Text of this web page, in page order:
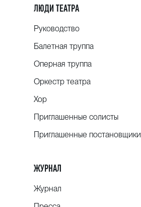
ЛЮДИ ТЕАТРА
Руководство
Балетная труппа
Оперная труппа
Оркестр театра
Хор
Приглашенные солисты
Приглашенные постановщики
ЖУРНАЛ
Журнал